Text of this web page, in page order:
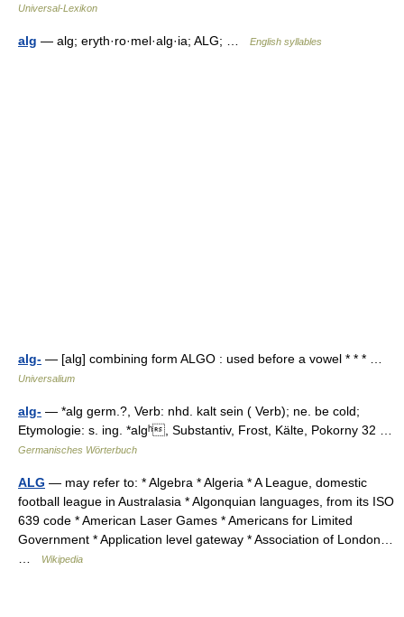
Universal-Lexikon
alg — alg; eryth·ro·mel·alg·ia; ALG; … English syllables
alg- — [alg] combining form ALGO : used before a vowel * * * …
Universalium
alg- — *alg germ.?, Verb: nhd. kalt sein ( Verb); ne. be cold;
Etymologie: s. ing. *algʰ, Substantiv, Frost, Kälte, Pokorny 32 …
Germanisches Wörterbuch
ALG — may refer to: * Algebra * Algeria * A League, domestic
football league in Australasia * Algonquian languages, from its ISO
639 code * American Laser Games * Americans for Limited
Government * Application level gateway * Association of London…
Wikipedia